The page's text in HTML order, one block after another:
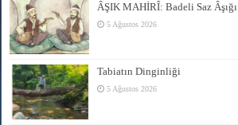
ÂŞIK MAHİRÎ: Badeli Saz Âşığı
5 Ağustos 2026
Tabiatın Dinginliği
5 Ağustos 2026